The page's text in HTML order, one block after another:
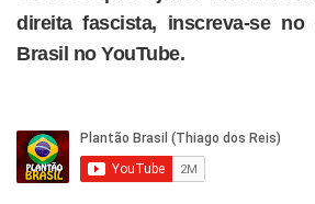
direita fascista, inscreva-se
Brasil no YouTube.